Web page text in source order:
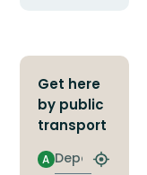
Get here
by public
transport
Departure
A
Find